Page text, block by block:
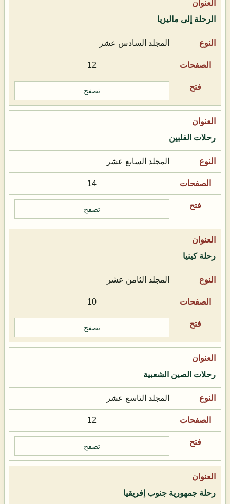
الرحلة إلى ماليزيا
المجلد السادس عشر
12
تصفح
رحلات الفلبين
المجلد السابع عشر
14
تصفح
رحلة كينيا
المجلد الثامن عشر
10
تصفح
رحلات الصين الشعبية
المجلد التاسع عشر
12
تصفح
رحلة جمهورية جنوب إفريقيا